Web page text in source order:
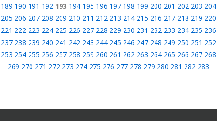
189 190 191 192 193 194 195 196 197 198 199 200 201 202 203 204
205 206 207 208 209 210 211 212 213 214 215 216 217 218 219 220
221 222 223 224 225 226 227 228 229 230 231 232 233 234 235 236
237 238 239 240 241 242 243 244 245 246 247 248 249 250 251 252
253 254 255 256 257 258 259 260 261 262 263 264 265 266 267 268
269 270 271 272 273 274 275 276 277 278 279 280 281 282 283